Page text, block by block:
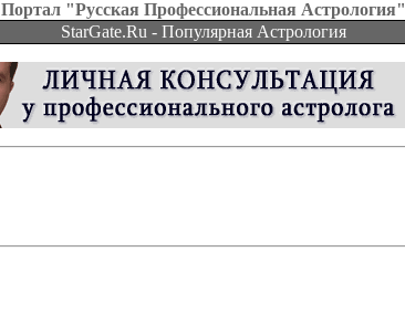
Портал "Русская Профессиональная Астрология"
StarGate.Ru - Популярная Астрология